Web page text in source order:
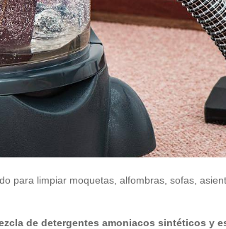
para limpiar moquetas, alfombras, sofas,
de detergentes amoniacos sintéticos y